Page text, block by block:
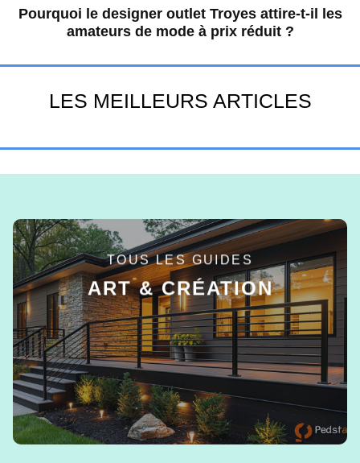
Pourquoi le designer outlet Troyes attire-t-il les
amateurs de mode à prix réduit ?
LES MEILLEURS ARTICLES
TOUS LES GUIDES
ART & CRÉATION
EN SAVOIR +